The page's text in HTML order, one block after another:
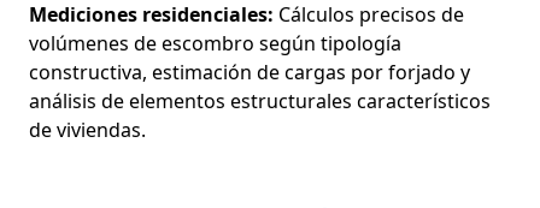
Mediciones residenciales: Cálculos precisos de
volúmenes de escombro según tipología
constructiva, estimación de cargas por forjado y
análisis de elementos estructurales característicos
de viviendas.